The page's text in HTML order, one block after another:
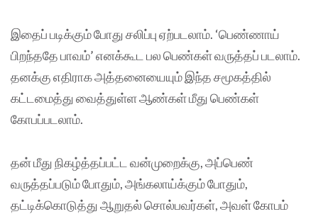
இதைப் படிக்கும் போது சலிப்பு ஏற்படலாம். ‘பெண்ணாய்
பிறந்ததே பாவம்’ எனக்கூட பல பெண்கள் வருத்தப் படலாம்.
தனக்கு எதிராக அத்தனையையும் இந்த சமூகத்தில்
கட்டமைத்து வைத்துள்ள ஆண்கள் மீது பெண்கள்
கோபப்படலாம்.
தன் மீது நிகழ்த்தப்பட்ட வன்முறைக்கு, அப்பெண்
வருத்தப்படும் போதும், அங்கலாய்க்கும் போதும்,
தட்டிக்கொடுத்து ஆறுதல் சொல்பவர்கள், அவள் கோபம்